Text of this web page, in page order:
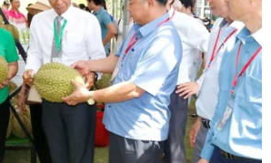
nước ngoài
Lavrov tuyên bố Moskva có
thể chối cãi rằng vụ tấn công nghi
học tại Syrira đã được dàn dựng với
vụ nước ngoài.